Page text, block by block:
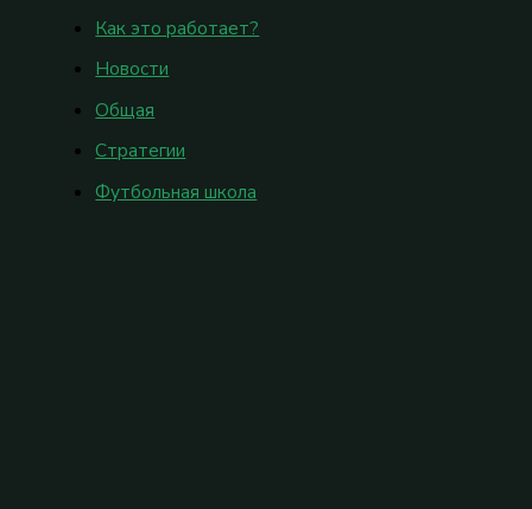
Как это работает?
Новости
Общая
Стратегии
Футбольная школа